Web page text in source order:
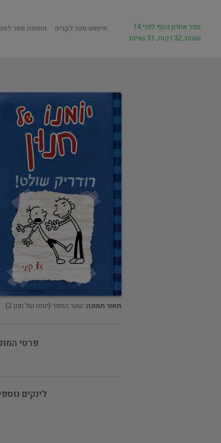
חיפוש ספר לקניה הוספת ספר
ספר אחרון נוסף לפני 14
שעות, 32 דקות, 31 שניות
תאור תמונה: שער הספר {יומנו של חנון 2}
פרטי
לינקים